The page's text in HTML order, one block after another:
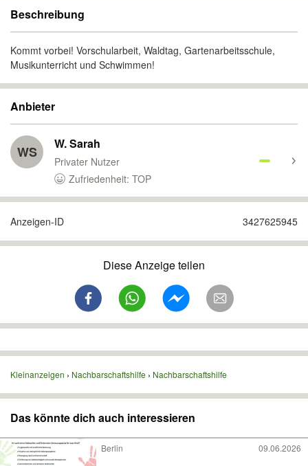
Beschreibung
Kommt vorbei! Vorschularbeit, Waldtag, Gartenarbeitsschule,
Musikunterricht und Schwimmen!
Anbieter
WS W. Sarah
Privater Nutzer
Zufriedenheit: TOP
Anzeigen-ID 3427625945
Diese Anzeige teilen
Kleinanzeigen Nachbarschaftshilfe Nachbarschaftshilfe
Das könnte dich auch interessieren
Berlin 09.06.2026